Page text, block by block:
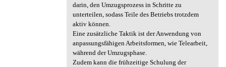
darin, den Umzugsprozess in Schritte zu
unterteilen, sodass Teile des Betriebs trotzdem
aktiv können.
Eine zusätzliche Taktik ist der Anwendung von
anpassungsfähigen Arbeitsformen, wie Telearbeit,
während der Umzugsphase.
Zudem kann die frühzeitige Schulung der